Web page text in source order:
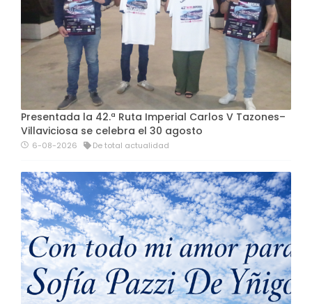
Presentada la 42.ª Ruta Imperial Carlos V Tazones–
Villaviciosa se celebra el 30 agosto
6-08-2026 De total actualidad